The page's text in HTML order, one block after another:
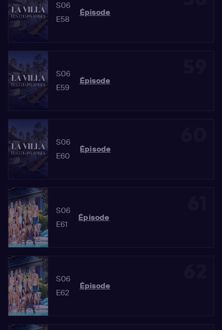
S06
E58
Épisode
S06
E59
Épisode
S06
E60
Épisode
S06
E61
Épisode
S06
E62
Épisode